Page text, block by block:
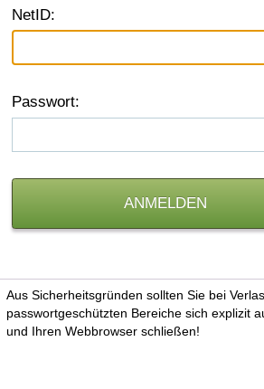
NetID:
Passwort:
Aus Sicherheitsgründen sollten Sie bei
passwortgeschützten Bereiche sich explizit
und Ihren Webbrowser schließen!